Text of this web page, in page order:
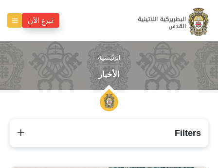
تبرع الآن
الرئيسية
الأخبار
Filters